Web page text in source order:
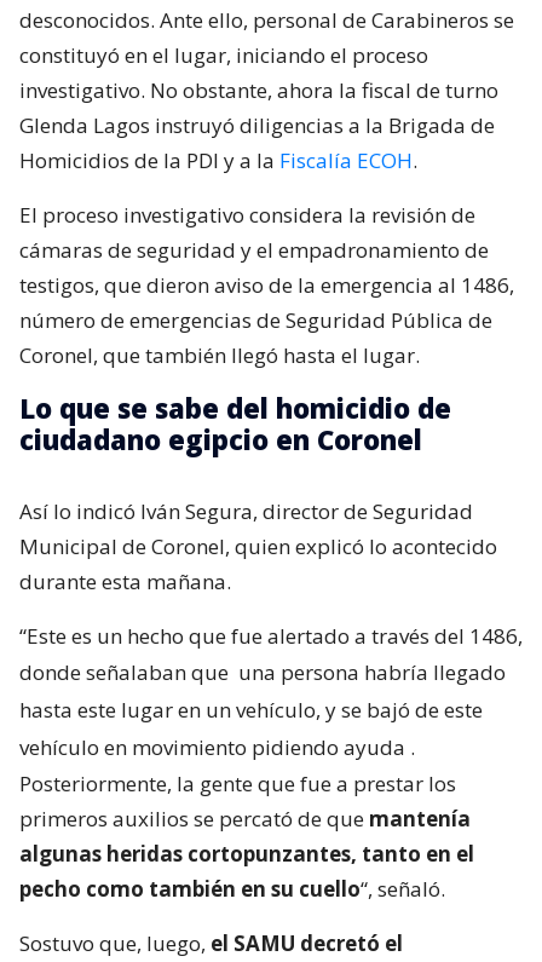
desconocidos. Ante ello, personal de Carabineros se
constituyó en el lugar, iniciando el proceso
investigativo. No obstante, ahora la fiscal de turno
Glenda Lagos instruyó diligencias a la Brigada de
Homicidios de la PDI y a la Fiscalía ECOH.
El proceso investigativo considera la revisión de
cámaras de seguridad y el empadronamiento de
testigos, que dieron aviso de la emergencia al 1486,
número de emergencias de Seguridad Pública de
Coronel, que también llegó hasta el lugar.
Lo que se sabe del homicidio de
ciudadano egipcio en Coronel
Así lo indicó Iván Segura, director de Seguridad
Municipal de Coronel, quien explicó lo acontecido
durante esta mañana.
“Este es un hecho que fue alertado a través del 1486,
donde señalaban que una persona habría llegado
hasta este lugar en un vehículo, y se bajó de este
vehículo en movimiento pidiendo ayuda .
Posteriormente, la gente que fue a prestar los
primeros auxilios se percató de que mantenía
algunas heridas cortopunzantes, tanto en el
pecho como también en su cuello“, señaló.
Sostuvo que, luego, el SAMU decretó el